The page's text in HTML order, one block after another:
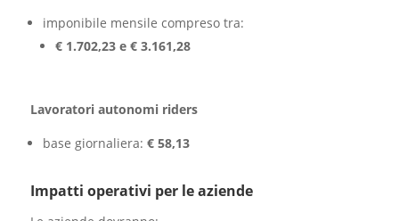
imponibile mensile compreso tra:
€ 1.702,23 e € 3.161,28
Lavoratori autonomi riders
base giornaliera: € 58,13
Impatti operativi per le aziende